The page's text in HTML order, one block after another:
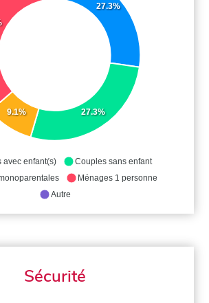
27.3%
27.3%
9.1%
avec enfant(s)
Couples sans enfant
Ménages 1 personne
Autre
Sécurité